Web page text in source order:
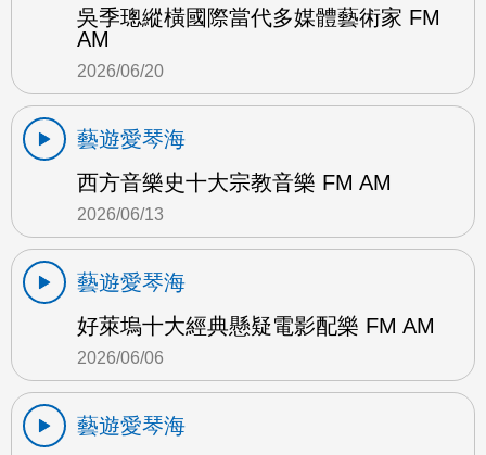
吳季璁縱橫國際當代多媒體藝術家 FM
AM
2026/06/20
藝遊愛琴海
西方音樂史十大宗教音樂 FM AM
2026/06/13
藝遊愛琴海
好萊塢十大經典懸疑電影配樂 FM AM
2026/06/06
藝遊愛琴海